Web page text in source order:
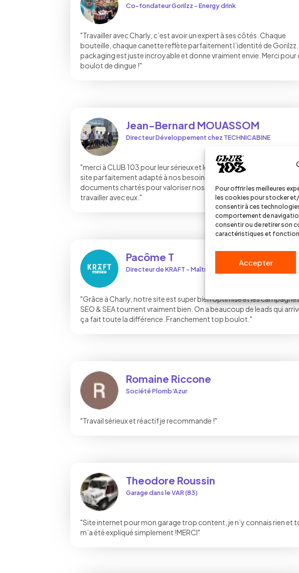
Pour offrir les meilleures
les cookies pour stocker
consentir à ces
comportement de
consentir ou de retirer son
caractéristiques et
Accepter
Co-fondateur Gorilzz - Energy drink
"Travailler avec Charly, c’est avoir un expert à ses côtés. Chaque
bouteille, chaque canette reflète parfaitement l’identité de Gorilzz.
packaging est juste incroyable et donne vraiment envie. Merci pour
boulot de dingue !"
Jean-Bernard MOUASSOM
Directeur Développement chez TECHNICABINE
"merci à CLUB 103 pour leur sérieux et leur créativité. Ils ont réalisé
site parfaitement adapté à nos besoins et nous accompagnent sur
documents chartés pour valoriser nos projets. Toujours un plaisir
travailler avec eux."
Pacôme T
Directeur de KRAFT - Maître d'oeuvre
"Grâce à Charly, notre site est super bien optimisé et les
SEO & SEA tournent vraiment bien. On a beaucoup de leads qui
ça fait toute la différence. Franchement top boulot."
Romaine Riccone
Société Plomb'Azur
"Travail sérieux et réactif je recommande !"
Theodore Roussin
Garage dans le VAR (83)
"Site internet pour mon garage trop content, je n’y connais rien et
m’a été expliqué simplement !MERCI"